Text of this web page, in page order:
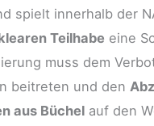
spielt innerhalb der
Teilhabe eine
muss dem
beitreten und den
aus Büchel auf den